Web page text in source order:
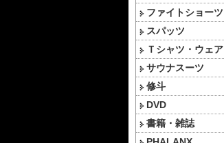
ファイトショーツ
スパッツ
Ｔシャツ・ウェア
サウナスーツ
修斗
DVD
書籍・雑誌